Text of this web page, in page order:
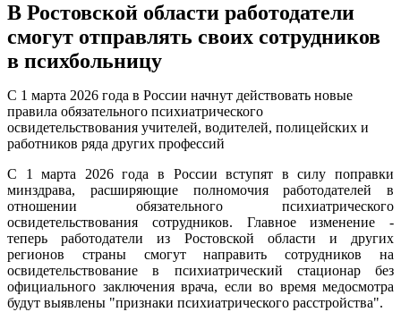
В Ростовской области работодатели
смогут отправлять своих сотрудников
в психбольницу
С 1 марта 2026 года в России начнут действовать новые
правила обязательного психиатрического
освидетельствования учителей, водителей, полицейских и
работников ряда других профессий
С 1 марта 2026 года в России вступят в силу поправки
минздрава, расширяющие полномочия работодателей в
отношении обязательного психиатрического
освидетельствования сотрудников. Главное изменение -
теперь работодатели из Ростовской области и других
регионов страны смогут направить сотрудников на
освидетельствование в психиатрический стационар без
официального заключения врача, если во время медосмотра
будут выявлены "признаки психиатрического расстройства".